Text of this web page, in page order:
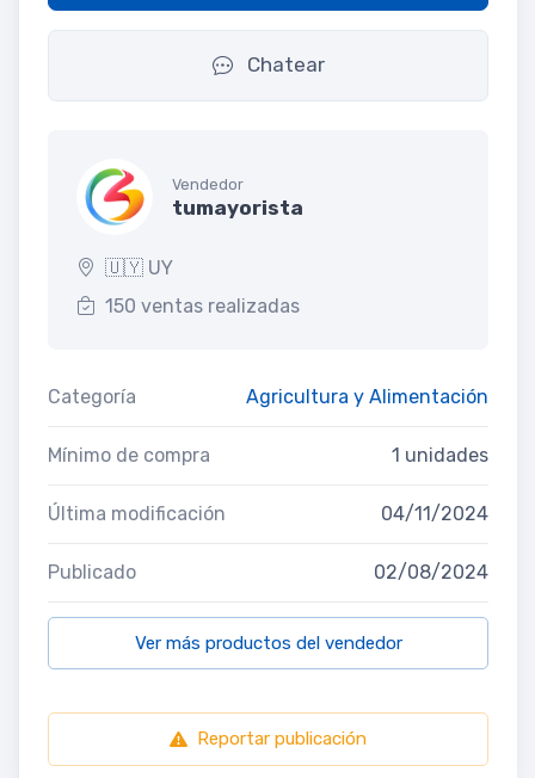
Chatear
Vendedor
tumayorista
🇺🇾 UY
150 ventas realizadas
Categoría Agricultura y Alimentación
Mínimo de compra 1 unidades
Última modificación 04/11/2024
Publicado 02/08/2024
Ver más productos del vendedor
Reportar publicación